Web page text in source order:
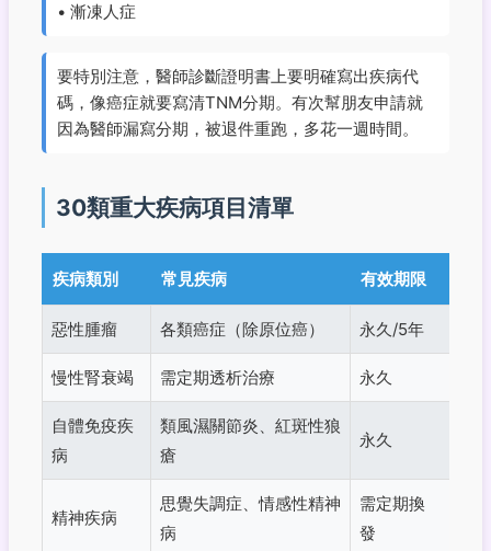
• 漸凍人症
要特別注意，醫師診斷證明書上要明確寫出疾病代
碼，像癌症就要寫清TNM分期。有次幫朋友申請就
因為醫師漏寫分期，被退件重跑，多花一週時間。
30類重大疾病項目清單
疾病類別 常見疾病 有效期限
惡性腫瘤 各類癌症（除原位癌） 永久/5年
慢性腎衰竭 需定期透析治療 永久
自體免疫疾
病
類風濕關節炎、紅斑性狼
瘡
永久
精神疾病
思覺失調症、情感性精神
病
需定期換
發